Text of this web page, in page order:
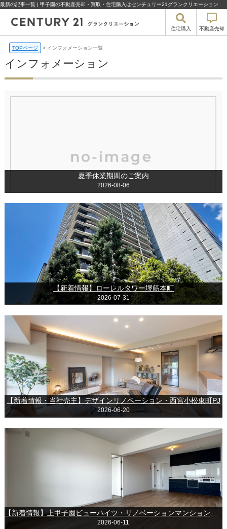
最新の記事一覧 | 甲子園の不動産売却・買取・住宅購入はセンチュリー21グランクリエーション
住宅購入 不動産売却
TOPページ > インフォメーション一覧
インフォメーション
夏季休業期間のご案内
2026-08-06
【新着情報】ローレルタワー堺筋本町
2026-07-31
【新着情報・当社売主】デザインリノベーション・西宮小松東町PJ
2026-06-20
2026-06-11